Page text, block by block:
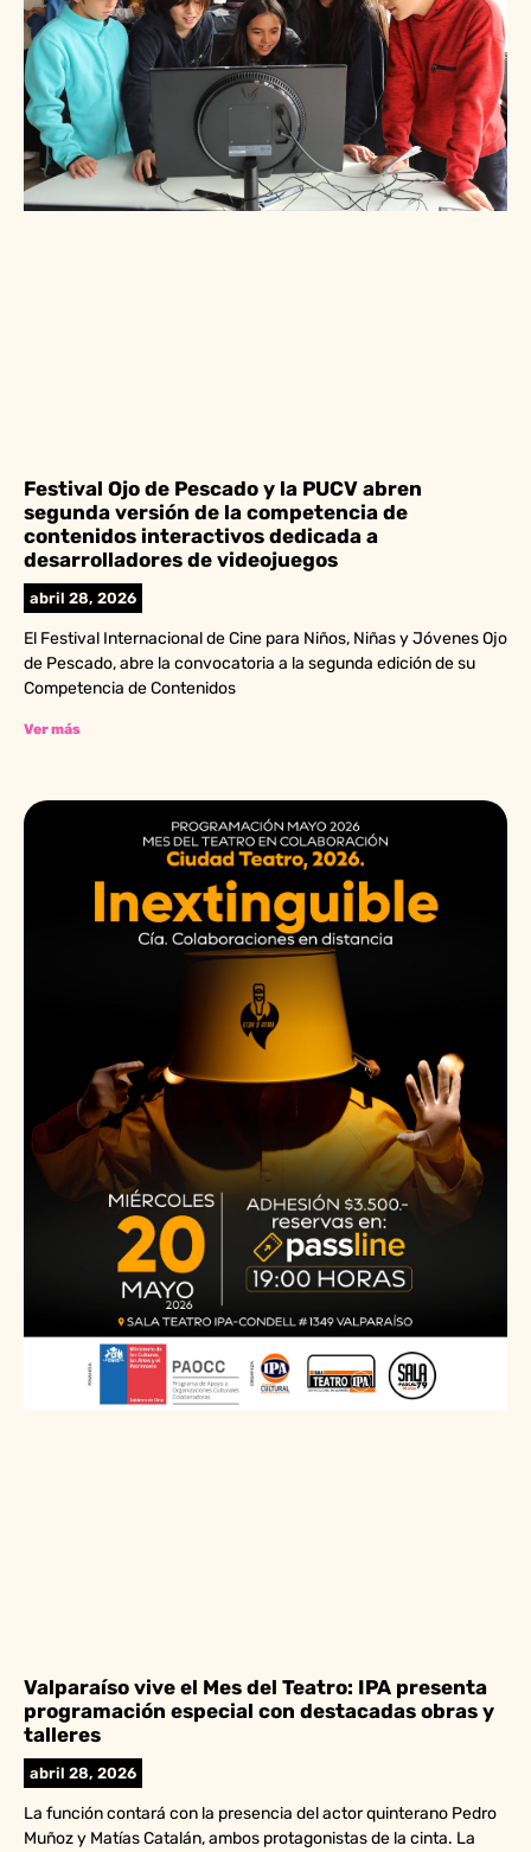
Festival Ojo de Pescado y la PUCV abren
segunda versión de la competencia de
contenidos interactivos dedicada a
desarrolladores de videojuegos
abril 28, 2026
El Festival Internacional de Cine para Niños, Niñas y Jóvenes Ojo
de Pescado, abre la convocatoria a la segunda edición de su
Competencia de Contenidos
Ver más
Valparaíso vive el Mes del Teatro: IPA presenta
programación especial con destacadas obras y
talleres
abril 28, 2026
La función contará con la presencia del actor quinterano Pedro
Muñoz y Matías Catalán, ambos protagonistas de la cinta. La